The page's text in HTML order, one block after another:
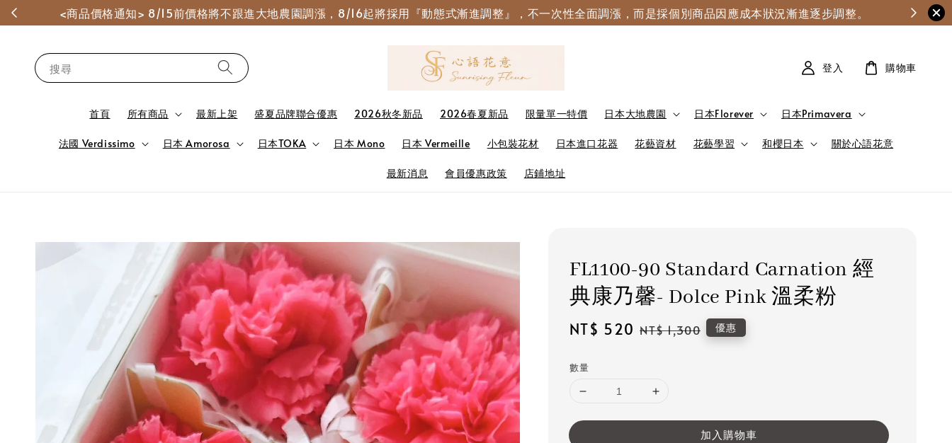
<商品價格通知> 8/15前價格將不跟進大地農園調漲，8/16起將採用『動態式漸進調整』，不一次性全面調漲，而是採個別商品因應成本狀況漸進逐步調整。
搜尋
首頁 所有商品 最新上架 盛夏品牌聯合優惠 2026秋冬新品 2026春夏新品 限量單一特價 日本大地農園 日本Florever 日本Primavera
法國 Verdissimo 日本 Amorosa 日本TOKA 日本 Mono 日本 Vermeille 小包裝花材 日本進口花器 花藝資材 花藝學習 和櫻日本 關於心語花意
最新消息 會員優惠政策 店鋪地址
登入 購物車
FL1100-90 Standard Carnation 經
典康乃馨- Dolce Pink 溫柔粉
Sale
NT$ 520 Regular
NT$ 1,300 優惠
數量
加入購物車